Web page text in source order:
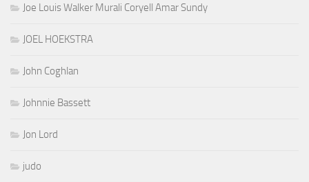
Joe Louis Walker Murali Coryell Amar Sundy
JOEL HOEKSTRA
John Coghlan
Johnnie Bassett
Jon Lord
judo